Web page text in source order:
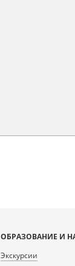
ОБРАЗОВАНИЕ И
Экскурсии